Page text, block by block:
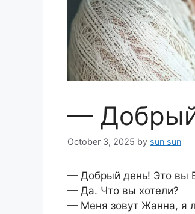
— Добрый
October 3, 2025 by sun sun
— Добрый день! Это вы
— Да. Что вы хотели?
— Меня зовут Жанна, я